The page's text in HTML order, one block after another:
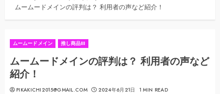
ムームードメインの評判は？ 利用者の声など紹介！
ムームードメイン 推し商品III
ムームードメインの評判は？ 利用者の声など
紹介！
PIKAKICHI2015@GMAIL.COM 2024年6月21日 1 MIN READ